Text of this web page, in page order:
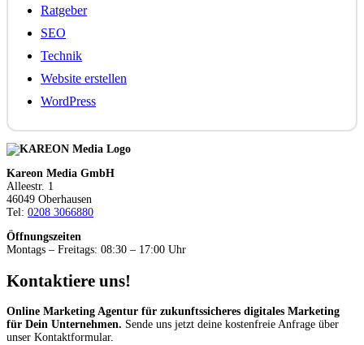
Ratgeber
SEO
Technik
Website erstellen
WordPress
Kareon Media GmbH
Alleestr. 1
46049 Oberhausen
Tel: 0208 3066880
Öffnungszeiten
Montags – Freitags: 08:30 – 17:00 Uhr
Kontaktiere uns!
Online Marketing Agentur für zukunftssicheres digitales Marketing
für Dein Unternehmen. Sende uns jetzt deine kostenfreie Anfrage über
unser Kontaktformular.